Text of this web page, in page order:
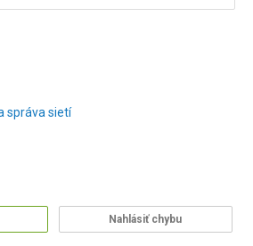
správa sietí
Nahlásiť chybu